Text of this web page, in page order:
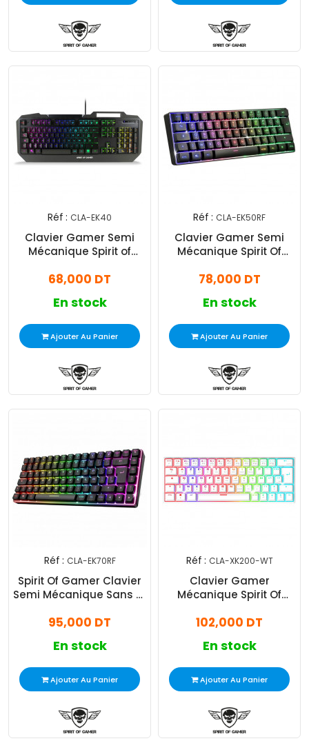
Réf : CLA-EK40
Clavier Gamer Semi
Mécanique Spirit of
Noir
68,000 DT
En stock
Ajouter Au Panier
Réf : CLA-EK50RF
Clavier Gamer Semi
Mécanique Spirit Of
Noir
78,000 DT
En stock
Ajouter Au Panier
Réf : CLA-EK70RF
Spirit Of Gamer Clavier
Semi Mécanique Sans Fil
95,000 DT
En stock
Ajouter Au Panier
Réf : CLA-XK200-WT
Clavier Gamer
Mécanique Spirit Of
Blanc
102,000 DT
En stock
Ajouter Au Panier